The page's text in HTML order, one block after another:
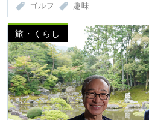
ゴルフ 趣味
旅・くらし